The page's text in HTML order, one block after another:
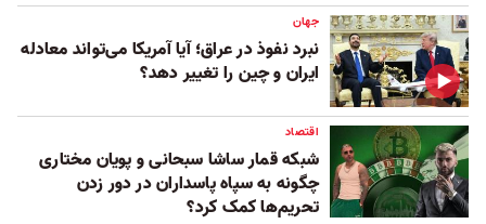
جهان
نبرد نفوذ در عراق؛ آیا آمریکا می‌تواند معادله
ایران و چین را تغییر دهد؟
اقتصاد
شبکه قمار ساشا سبحانی و پویان مختاری
چگونه به سپاه پاسداران در دور زدن
تحریم‌ها کمک کرد؟